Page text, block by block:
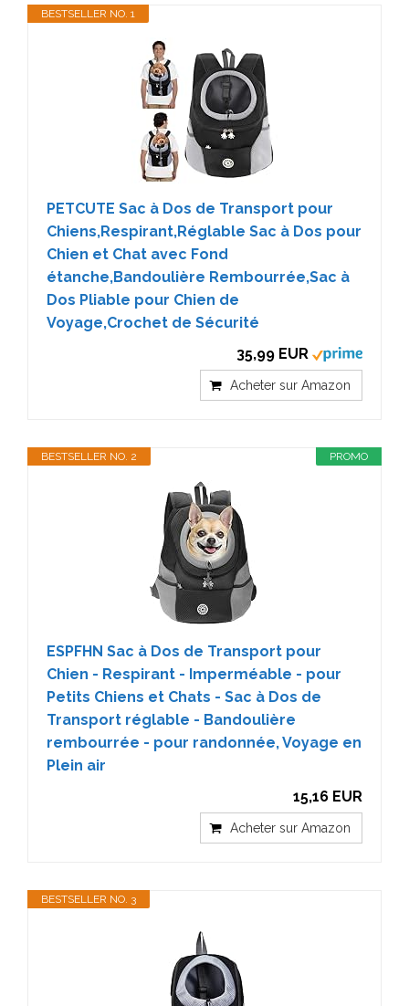
BESTSELLER NO. 1
PETCUTE Sac à Dos de Transport pour
Chiens,Respirant,Réglable Sac à Dos pour
Chien et Chat avec Fond
étanche,Bandoulière Rembourrée,Sac à
Dos Pliable pour Chien de
Voyage,Crochet de Sécurité
35,99 EUR
Acheter sur Amazon
PROMO
BESTSELLER NO. 2
ESPFHN Sac à Dos de Transport pour
Chien - Respirant - Imperméable - pour
Petits Chiens et Chats - Sac à Dos de
Transport réglable - Bandoulière
rembourrée - pour randonnée, Voyage en
Plein air
15,16 EUR
Acheter sur Amazon
BESTSELLER NO. 3